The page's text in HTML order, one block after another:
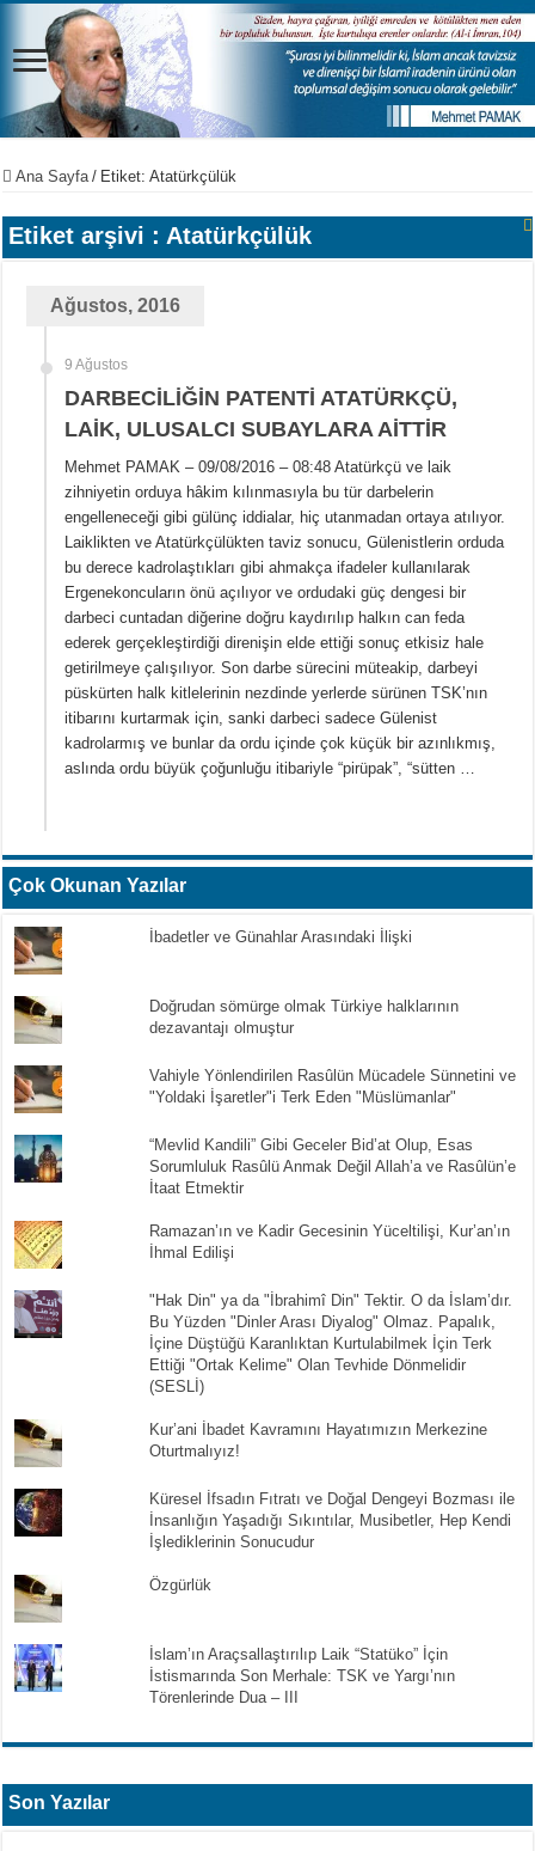
Ana Sayfa / Etiket:Atatürkçülük
Etiket arşivi : Atatürkçülük
Ağustos, 2016
9 Ağustos
DARBECİLİĞİN PATENTİ ATATÜRKÇÜ,
LAİK, ULUSALCI SUBAYLARA AİTTİR
Mehmet PAMAK – 09/08/2016 – 08:48 Atatürkçü ve laik
zihniyetin orduya hâkim kılınmasıyla bu tür darbelerin
engelleneceği gibi gülünç iddialar, hiç utanmadan ortaya atılıyor.
Laiklikten ve Atatürkçülükten taviz sonucu, Gülenistlerin orduda
bu derece kadrolaştıkları gibi ahmakça ifadeler kullanılarak
Ergenekoncuların önü açılıyor ve ordudaki güç dengesi bir
darbeci cuntadan diğerine doğru kaydırılıp halkın can feda
ederek gerçekleştirdiği direnişin elde ettiği sonuç etkisiz hale
getirilmeye çalışılıyor. Son darbe sürecini müteakip, darbeyi
püskürten halk kitlelerinin nezdinde yerlerde sürünen TSK’nın
itibarını kurtarmak için, sanki darbeci sadece Gülenist
kadrolarmış ve bunlar da ordu içinde çok küçük bir azınlıkmış,
aslında ordu büyük çoğunluğu itibariyle “pirüpak”, “sütten …
Çok Okunan Yazılar
İbadetler ve Günahlar Arasındaki İlişki
Doğrudan sömürge olmak Türkiye halklarının
dezavantajı olmuştur
Vahiyle Yönlendirilen Rasûlün Mücadele Sünnetini ve
"Yoldaki İşaretler"i Terk Eden "Müslümanlar"
“Mevlid Kandili” Gibi Geceler Bid’at Olup, Esas
Sorumluluk Rasûlü Anmak Değil Allah’a ve Rasûlün’e
İtaat Etmektir
Ramazan’ın ve Kadir Gecesinin Yüceltilişi, Kur’an’ın
İhmal Edilişi
"Hak Din" ya da "İbrahimî Din" Tektir. O da İslam’dır.
Bu Yüzden "Dinler Arası Diyalog" Olmaz. Papalık,
İçine Düştüğü Karanlıktan Kurtulabilmek İçin Terk
Ettiği "Ortak Kelime" Olan Tevhide Dönmelidir
(SESLİ)
Kur’ani İbadet Kavramını Hayatımızın Merkezine
Oturtmalıyız!
Küresel İfsadın Fıtratı ve Doğal Dengeyi Bozması ile
İnsanlığın Yaşadığı Sıkıntılar, Musibetler, Hep Kendi
İşlediklerinin Sonucudur
Özgürlük
İslam’ın Araçsallaştırılıp Laik “Statüko” İçin
İstismarında Son Merhale: TSK ve Yargı’nın
Törenlerinde Dua – III
Son Yazılar